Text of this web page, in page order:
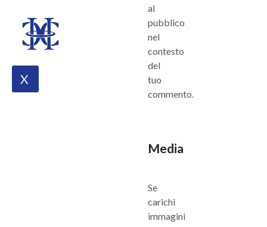
X
al
pubblico
nel
contesto
del
tuo
commento.
Media
Se
carichi
immagini